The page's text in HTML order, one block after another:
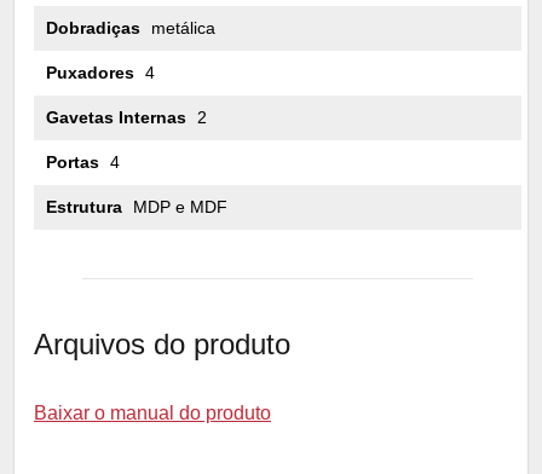
Dobradiças metálica
Puxadores 4
Gavetas Internas 2
Portas 4
Estrutura MDP e MDF
Arquivos do produto
Baixar o manual do produto